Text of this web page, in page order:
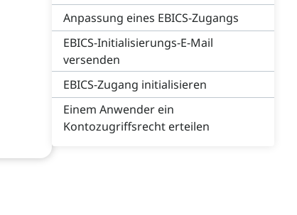
Anpassung eines EBICS-Zugangs
EBICS-Initialisierungs-E-Mail
versenden
EBICS-Zugang initialisieren
Einem Anwender ein
Kontozugriffsrecht erteilen